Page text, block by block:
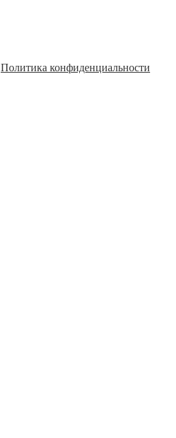
Политика конфиденциальности